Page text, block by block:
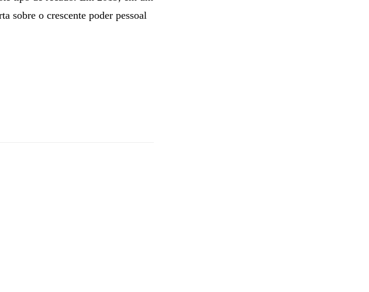
sobre o crescente poder pessoal